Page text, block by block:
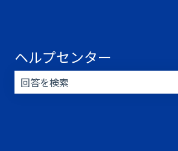
ヘルプセンター